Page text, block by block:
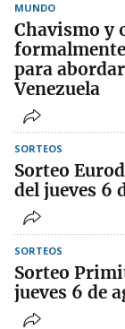
MUNDO
Chavismo y
para
Venezuela
SORTEOS
Sorteo
del jueves 6
SORTEOS
Sorteo
jueves 6 de